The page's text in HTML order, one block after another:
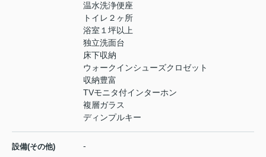
温水洗浄便座
トイレ２ヶ所
浴室１坪以上
独立洗面台
床下収納
ウォークインシューズクロゼット
収納豊富
TVモニタ付インターホン
複層ガラス
ディンプルキー
設備(その他) -